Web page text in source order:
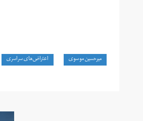
میرحسین موسوی اعتراض‌های سراسری